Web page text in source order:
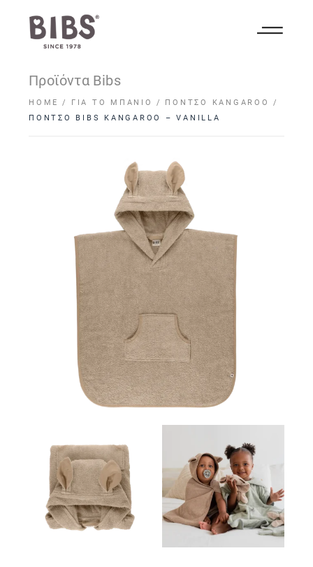
Προϊόντα Bibs
HOME ΓΙΑ ΤΟ ΜΠΆΝΙΟ
ΠΌΝΤΣΟ KANGAROO
ΠΟΝΤΣΟ BIBS KANGAROO – VANILLA